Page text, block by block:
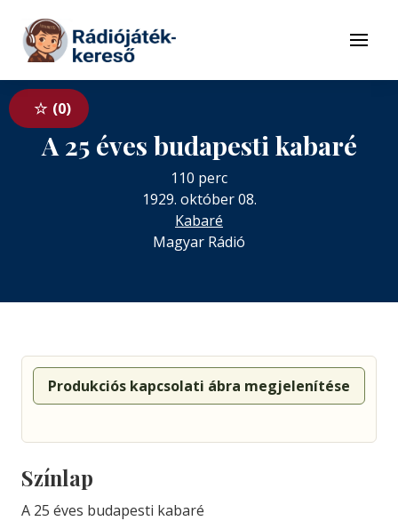
Tovább a tartalomhoz
Menü
0
A 25 éves budapesti kabaré
110 perc
1929. október 08.
Kabaré
Magyar Rádió
Produkciós kapcsolati ábra megjelenítése
Színlap
A 25 éves budapesti kabaré